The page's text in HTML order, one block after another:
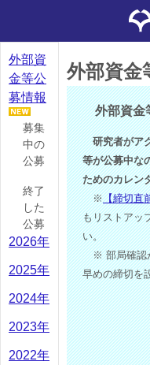
外部資
金等公
募情報
募集
中の
公募
終了
した
公募
2026年
2025年
2024年
2023年
2022年
外部資金
外部資金
研究者がアク
等が公募中な
ためのカレン
※【締切直
もリストアッ
い。
※ 部局確認が
早めの締切を